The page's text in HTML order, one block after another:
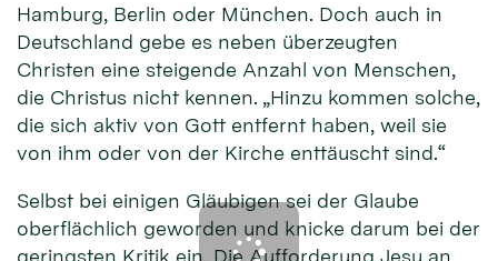
Hamburg, Berlin oder München. Doch auch in
Deutschland gebe es neben überzeugten
Christen eine steigende Anzahl von Menschen,
die Christus nicht kennen. „Hinzu kommen solche,
die sich aktiv von Gott entfernt haben, weil sie
von ihm oder von der Kirche enttäuscht sind.“
Selbst bei einigen Gläubigen sei der Glaube
oberflächlich geworden und knicke darum bei der
geringsten Kritik ein. Die Aufforderung Jesu an